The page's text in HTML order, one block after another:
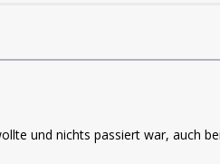
und nichts passiert war, auch